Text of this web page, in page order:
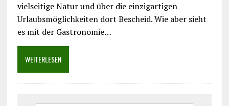
vielseitige Natur und über die einzigartigen
Urlaubsmöglichkeiten dort Bescheid. Wie aber sieht
es mit der Gastronomie…
WEITERLESEN